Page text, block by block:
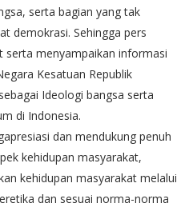
serta bagian yang tak
demokrasi. Sehingga pers
serta menyampaikan informasi
Kesatuan Republik
Ideologi bangsa serta
di Indonesia.
dan mendukung penuh
kehidupan masyarakat,
kehidupan masyarakat melalui
dan sesuai norma-norma